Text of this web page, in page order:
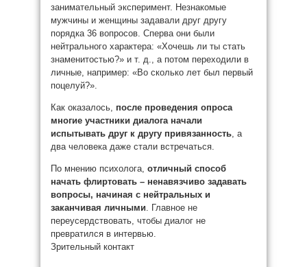
занимательный эксперимент. Незнакомые
мужчины и женщины задавали друг другу
порядка 36 вопросов. Сперва они были
нейтрального характера: «Хочешь ли ты стать
знаменитостью?» и т. д., а потом переходили в
личные, например: «Во сколько лет был первый
поцелуй?».
Как оказалось, после проведения опроса
многие участники диалога начали
испытывать друг к другу привязанность, а
два человека даже стали встречаться.
По мнению психолога, отличный способ
начать флиртовать – ненавязчиво задавать
вопросы, начиная с нейтральных и
заканчивая личными. Главное не
переусердствовать, чтобы диалог не
превратился в интервью.
Зрительный контакт